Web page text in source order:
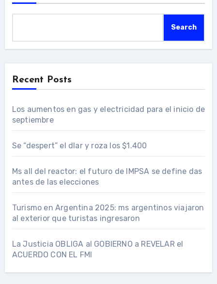
Search
Recent Posts
Los aumentos en gas y electricidad para el inicio de
septiembre
Se “despert” el dlar y roza los $1.400
Ms all del reactor: el futuro de IMPSA se define das
antes de las elecciones
Turismo en Argentina 2025: ms argentinos viajaron
al exterior que turistas ingresaron
La Justicia OBLIGA al GOBIERNO a REVELAR el
ACUERDO CON EL FMI